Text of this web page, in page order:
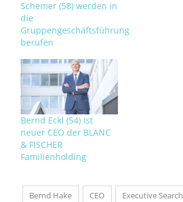
Schemer (58) werden in
die
Gruppengeschäftsführung
berufen
Bernd Eckl (54) ist
neuer CEO der BLANC
& FISCHER
Familienholding
Bernd Hake CEO Executive Search